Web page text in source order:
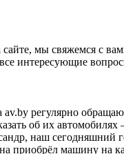
сайте, мы свяжемся с
интересующие
регулярно
об их
наш сегодняшний
приобрёл машину на